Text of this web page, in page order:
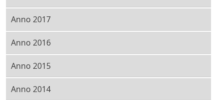
Anno 2017
Anno 2016
Anno 2015
Anno 2014